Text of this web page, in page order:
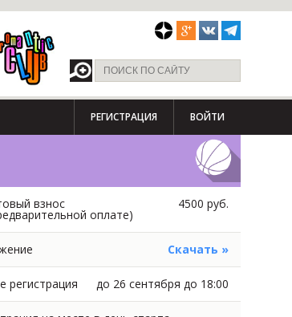
РЕГИСТРАЦИЯ ВОЙТИ
взнос
оплате)
4500 руб.
Скачать »
регистрация до 26 сентября до 18:00